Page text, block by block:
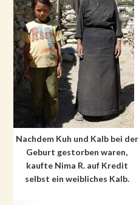
Nachdem Kuh und Kalb bei der
Geburt gestorben waren,
kaufte Nima R. auf Kredit
selbst ein weibliches Kalb.